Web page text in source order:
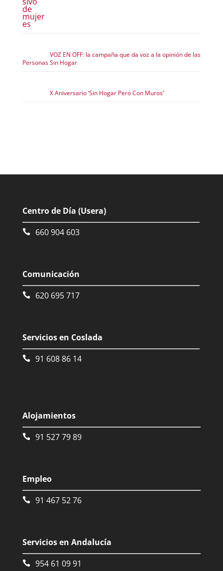
VOZ EN OFF: la campaña que da voz a la opinión de las
Personas Sin Hogar
X Aniversario ‘Sin Hogar Pero Con Muros’
Centro de Día (Usera)
660 904 603
Comunicación
620 695 717
Servicios en Coslada
91 608 86 14
Alojamientos
91 527 79 89
Empleo
91 467 52 76
Servicios en Andalucía
954 61 09 91